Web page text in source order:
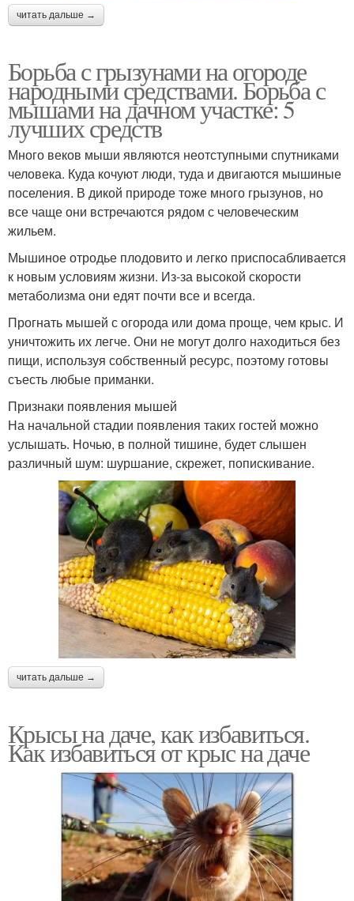
читать дальше →
Борьба с грызунами на огороде
народными средствами. Борьба с
мышами на дачном участке: 5
лучших средств
Много веков мыши являются неотступными спутниками
человека. Куда кочуют люди, туда и двигаются мышиные
поселения. В дикой природе тоже много грызунов, но
все чаще они встречаются рядом с человеческим
жильем.
Мышиное отродье плодовито и легко приспосабливается
к новым условиям жизни. Из-за высокой скорости
метаболизма они едят почти все и всегда.
Прогнать мышей с огорода или дома проще, чем крыс. И
уничтожить их легче. Они не могут долго находиться без
пищи, используя собственный ресурс, поэтому готовы
съесть любые приманки.
Признаки появления мышей
На начальной стадии появления таких гостей можно
услышать. Ночью, в полной тишине, будет слышен
различный шум: шуршание, скрежет, попискивание.
читать дальше →
Крысы на даче, как избавиться.
Как избавиться от крыс на даче